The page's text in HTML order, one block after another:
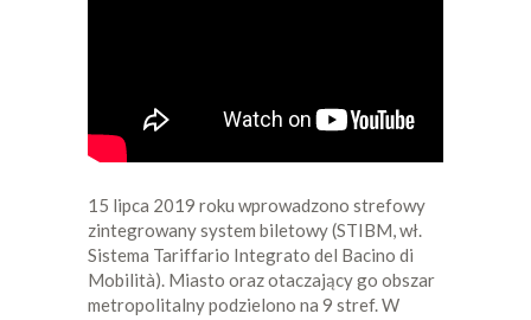
15 lipca 2019 roku wprowadzono strefowy
zintegrowany system biletowy (STIBM, wł.
Sistema Tariffario Integrato del Bacino di
Mobilità). Miasto oraz otaczający go obszar
metropolitalny podzielono na 9 stref. W